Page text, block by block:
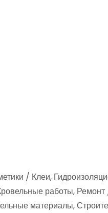
/ Клеи,
работы, Ремонт
материалы,